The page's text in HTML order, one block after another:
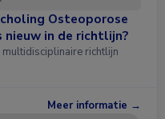
Osteoporose
nieuw in de richtlijn?
richtlijn
Meer informatie →